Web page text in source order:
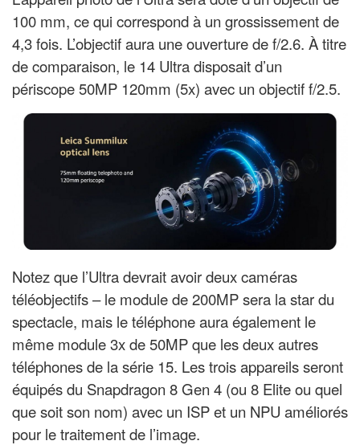
100 mm, ce qui correspond à un grossissement de
4,3 fois. L’objectif aura une ouverture de f/2.6. À titre
de comparaison, le 14 Ultra disposait d’un
périscope 50MP 120mm (5x) avec un objectif f/2.5.
Notez que l’Ultra devrait avoir deux caméras
téléobjectifs – le module de 200MP sera la star du
spectacle, mais le téléphone aura également le
même module 3x de 50MP que les deux autres
téléphones de la série 15. Les trois appareils seront
équipés du Snapdragon 8 Gen 4 (ou 8 Elite ou quel
que soit son nom) avec un ISP et un NPU améliorés
pour le traitement de l’image.